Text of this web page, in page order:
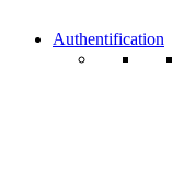
Authentification